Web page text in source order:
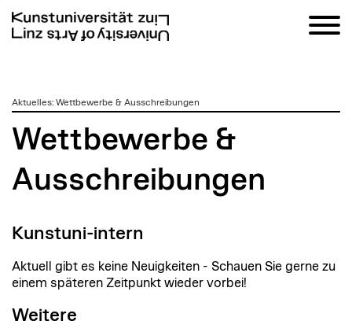
zumAktuelles: Wettbewerbe & Ausschreibungen
Wettbewerbe &
Ausschreibungen
Kunstuni-intern
Aktuell gibt es keine Neuigkeiten - Schauen Sie gerne zu
einem späteren Zeitpunkt wieder vorbei!
Weitere